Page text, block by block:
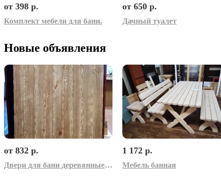
от 398 р.
Комплект мебели для бани.
от 650 р.
Дачный туалет
Новые объявления
от 832 р.
Двери для бани деревянные брашированые
1 172 р.
Мебель банная